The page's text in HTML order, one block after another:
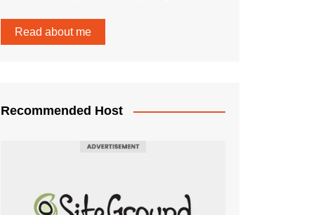
Read about me
Recommended Host